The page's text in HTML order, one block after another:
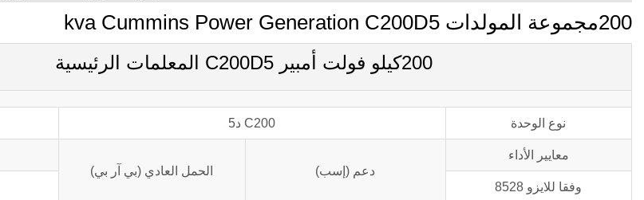
200مجموعة المولدات kva Cummins Power Generation C200D5
200كيلو فولت أمبير C200D5 المعلمات الرئيسية
نوع الوحدة C200 د5
معايير الأداء
دعم (إسب)
الحمل العادي (بي آر بي)
وفقا للايزو 8528